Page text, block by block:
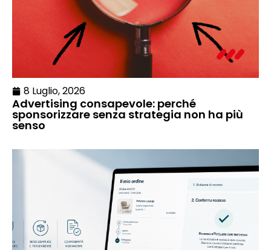
8 Luglio, 2026
Advertising consapevole: perché
sponsorizzare senza strategia non ha più
senso